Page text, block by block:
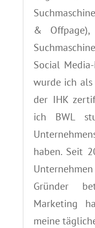
&
Social
wurde ich
der IHK
ich BWL
haben. Seit
Gründer
Marketing
meine